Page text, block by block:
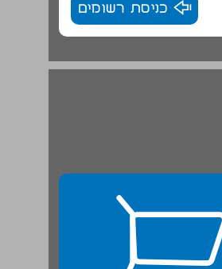
כניסת רשומים